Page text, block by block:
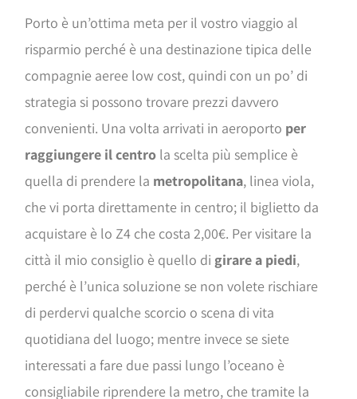
Porto è un’ottima meta per il vostro viaggio al
risparmio perché è una destinazione tipica delle
compagnie aeree low cost, quindi con un po’ di
strategia si possono trovare prezzi davvero
convenienti. Una volta arrivati in aeroporto per
raggiungere il centro la scelta più semplice è
quella di prendere la metropolitana, linea viola,
che vi porta direttamente in centro; il biglietto da
acquistare è lo Z4 che costa 2,00€. Per visitare la
città il mio consiglio è quello di girare a piedi,
perché è l’unica soluzione se non volete rischiare
di perdervi qualche scorcio o scena di vita
quotidiana del luogo; mentre invece se siete
interessati a fare due passi lungo l’oceano è
consigliabile riprendere la metro, che tramite la